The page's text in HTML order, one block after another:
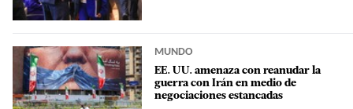
MUNDO
EE. UU. amenaza con reanudar la
guerra con Irán en medio de
negociaciones estancadas